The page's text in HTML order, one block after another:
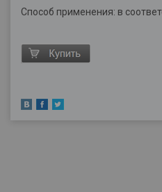
Способ применения: в